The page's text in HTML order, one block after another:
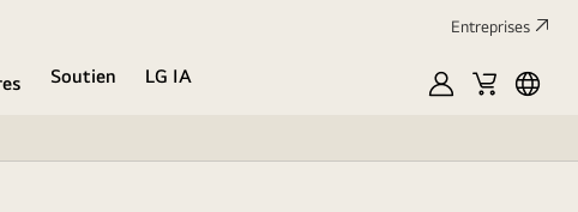
Entreprises​
Soutien
LG IA
MyLGCart